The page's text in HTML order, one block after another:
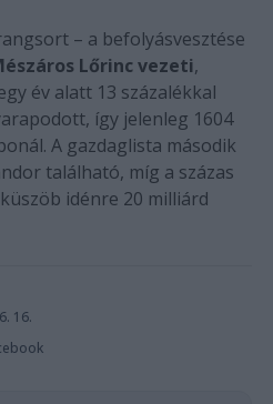
– a befolyásvesztése
Lőrinc vezeti,
év alatt 13 százalékkal
így jelenleg 1604
A gazdaglista második
található, míg a százas
idénre 20 milliárd
16.